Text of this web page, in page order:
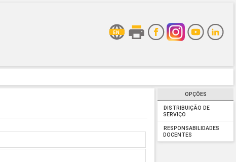
OPÇÕES
DISTRIBUIÇÃO DE
SERVIÇO
RESPONSABILIDADES
DOCENTES